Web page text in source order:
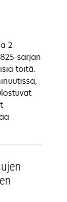
2
sarjan
töitä.